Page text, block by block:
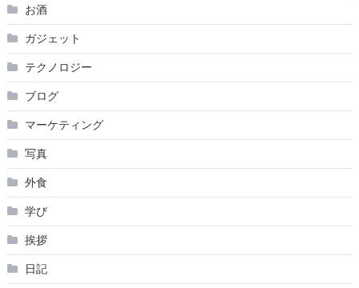
お酒
ガジェット
テクノロジー
ブログ
マーケティング
写真
外食
学び
挨拶
日記